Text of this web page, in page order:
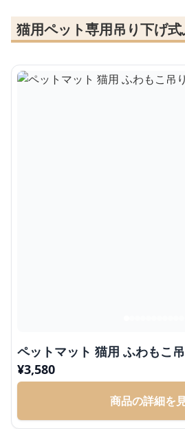
猫用ペット専用吊り下げ
ペットマット 猫用 ふわもこ
¥3,580
商品の詳細を